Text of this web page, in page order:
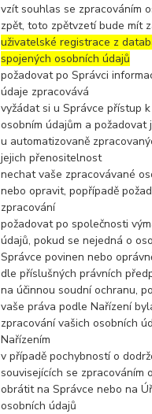
vzít souhlas se zpracováním
zpět, toto zpětvzetí bude mít
uživatelské registrace z
spojených osobních údajů
požadovat po Správci
údaje zpracovává
vyžádat si u Správce přístup
osobním údajům a požadovat
u automatizovaně
jejich přenositelnost
nechat vaše zpracovávané
nebo opravit, popřípadě
zpracování
požadovat po společnosti
údajů, pokud se nejedná o
Správce povinen nebo
dle příslušných právních
na účinnou soudní ochranu,
vaše práva podle Nařízení
zpracování vašich osobních
Nařízením
v případě pochybností o
souvisejících se zpracováním
obrátit na Správce nebo na
osobních údajů